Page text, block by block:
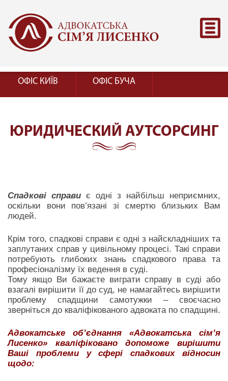
ОФІС КИЇВ ОФІС БУЧА
ЮРИДИЧЕСКИЙ АУТСОРСИНГ
Спадкові справи є одні з найбільш неприємних,
оскільки вони пов’язані зі смертю близьких Вам
людей.
Крім того, спадкові справи є одні з найскладніших та
заплутаних справ у цивільному процесі. Такі справи
потребують глибоких знань спадкового права та
професіоналізму їх ведення в суді.
Тому якщо Ви бажаєте виграти справу в суді або
взагалі вирішити її до суд, не намагайтесь вирішити
проблему спадщини самотужки – своєчасно
зверніться до кваліфікованого адвоката по спадщині.
Адвокатське об’єднання «Адвокатська сім’я
Лисенко» кваліфіковано допоможе вирішити
Ваші проблеми у сфері спадкових відносин
щодо: